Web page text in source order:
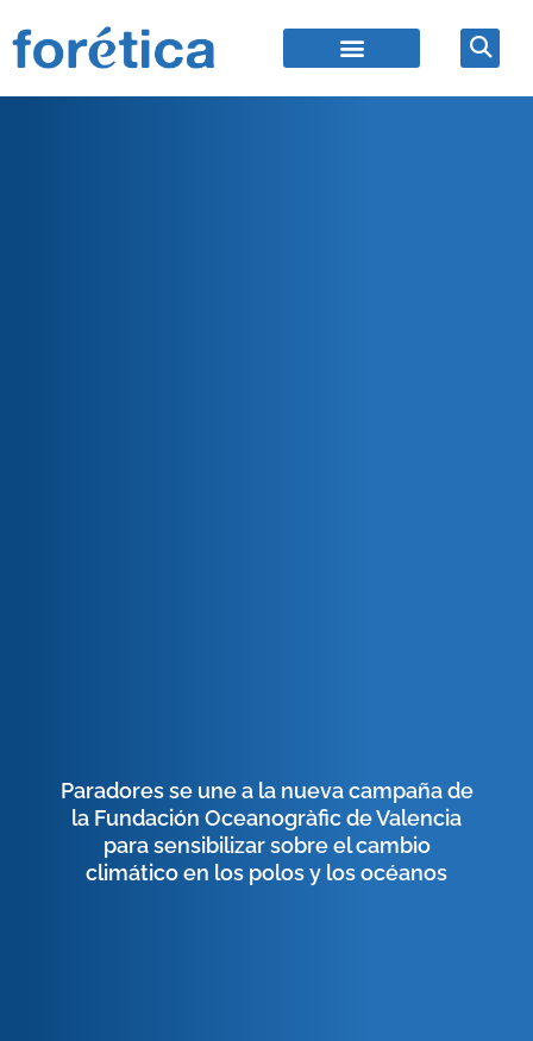
Paradores se une a la nueva campaña de
la Fundación Oceanogràfic de Valencia
para sensibilizar sobre el cambio
climático en los polos y los océanos